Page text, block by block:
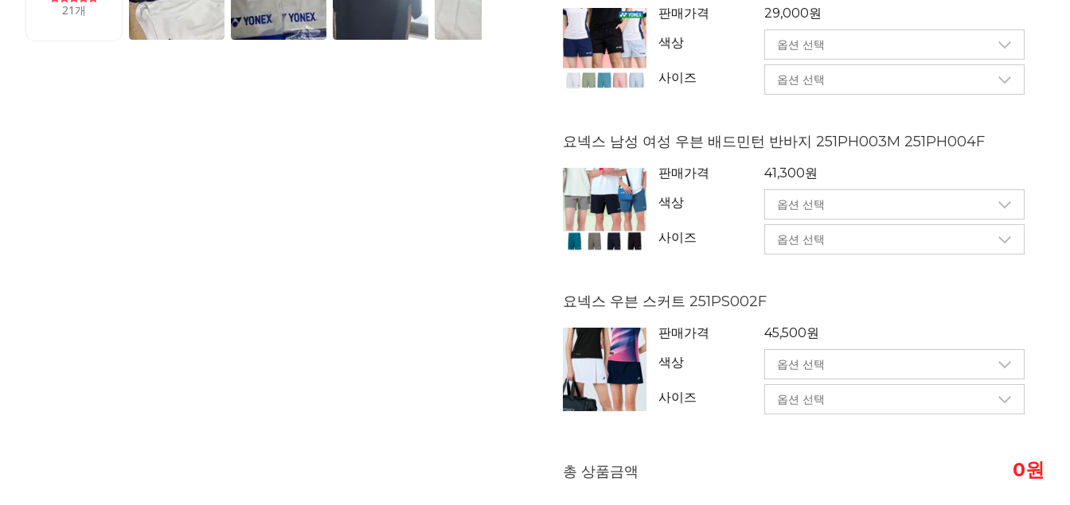
판매가격
29,000원
색상
사이즈
요넥스 남성 여성 우븐 배드민턴 반바지 251PH003M 251PH004F
판매가격
41,300원
색상
사이즈
요넥스 우븐 스커트 251PS002F
판매가격
45,500원
색상
사이즈
총 상품금액 0원